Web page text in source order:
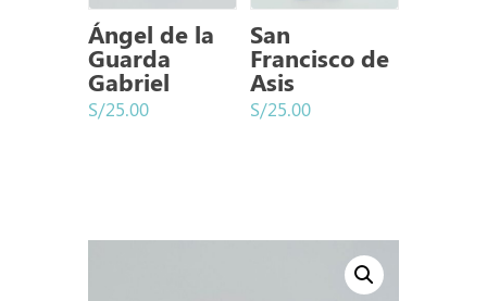
Ángel de la
Guarda
Gabriel
S/25.00
San
Francisco de
Asis
S/25.00